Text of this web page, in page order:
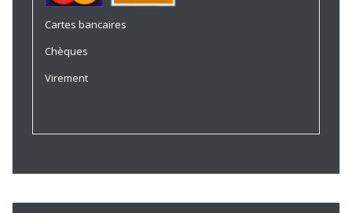
Cartes bancaires
Chèques
Virement